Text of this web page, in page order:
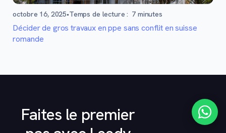
octobre 16, 2025•Temps de lecture : 7 minutes
Décider de gros travaux en ppe sans conflit en suisse
romande
Faites le premier